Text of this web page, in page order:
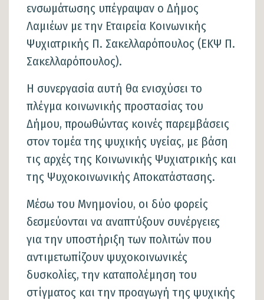
ενσωμάτωσης υπέγραψαν ο Δήμος
Λαμιέων με την Εταιρεία Κοινωνικής
Ψυχιατρικής Π. Σακελλαρόπουλος (ΕΚΨ Π.
Σακελλαρόπουλος).
Η συνεργασία αυτή θα ενισχύσει το
πλέγμα κοινωνικής προστασίας του
Δήμου, προωθώντας κοινές παρεμβάσεις
στον τομέα της ψυχικής υγείας, με βάση
τις αρχές της Κοινωνικής Ψυχιατρικής και
της Ψυχοκοινωνικής Αποκατάστασης.
Μέσω του Μνημονίου, οι δύο φορείς
δεσμεύονται να αναπτύξουν συνέργειες
για την υποστήριξη των πολιτών που
αντιμετωπίζουν ψυχοκοινωνικές
δυσκολίες, την καταπολέμηση του
στίγματος και την προαγωγή της ψυχικής